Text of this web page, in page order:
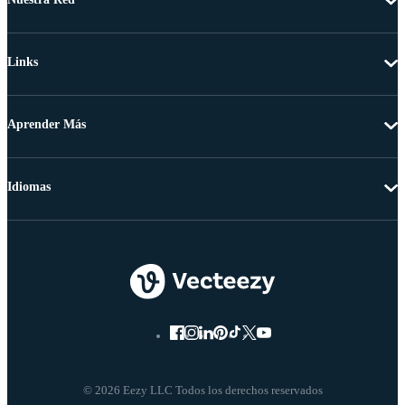
Links
Aprender Más
© 2026 Eezy LLC Todos los derechos reservados
Idiomas